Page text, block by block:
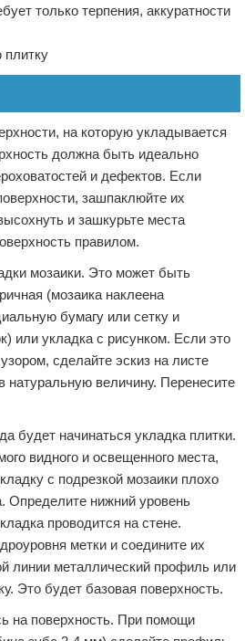
только терпения, аккуратности
на которую укладывается
должна быть идеально
и дефектов. Если
зашпаклюйте их
и зашкурьте места
правилом.
мозаики. Это может быть
(мозаика наклеена
бумагу или сетку и
или укладка с рисунком. Если это
сделайте эскиз на листе
натуральную величину. Перенесите
будет начинаться укладка плитки.
видного и освещенного места,
с подрезкой мозаики плохо
Определите нижний уровень
проводится на стене.
метки и соедините их
линии металлический профиль или
Это будет базовая поверхность.
на поверхность. При помощи